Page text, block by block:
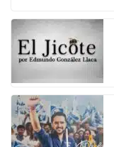
k
c
e
b
o
o
k
itt
er